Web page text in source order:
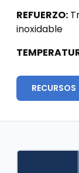
REFUERZO:
inoxidable
RECURSOS